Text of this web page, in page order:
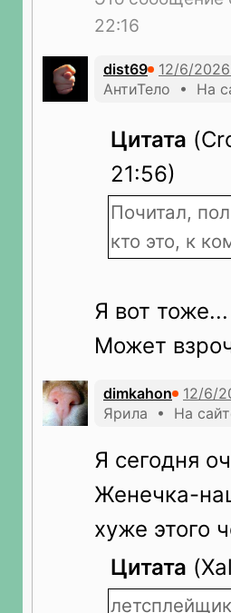
22:16
dist69
АнтиТело • На
Цитата
21:56)
Почитал,
кто это, к
Я вот тоже...
Может
dimkahon
Ярила • На
Я сегодня
Женечка-
хуже этого
Цитата
летсплейщик